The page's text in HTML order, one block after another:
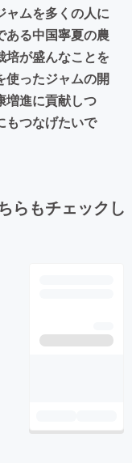
ャムを多くの人に
る中国寧夏の農
培が盛んなことを
使ったジャムの開
増進に貢献しつ
もつなげたいで
らもチェックし